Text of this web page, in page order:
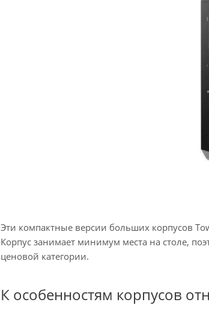
Эти компактные версии больших корпусов
Корпус занимает минимум места на столе,
ценовой категории.
К особенностям корпусов